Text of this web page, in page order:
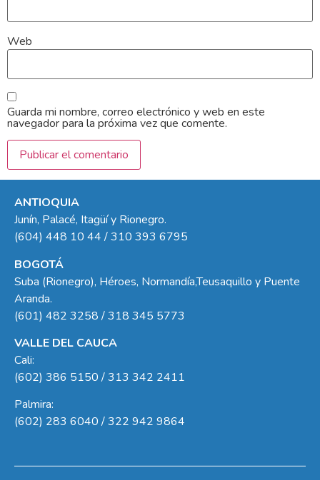
Web
Guarda mi nombre, correo electrónico y web en este
navegador para la próxima vez que comente.
ANTIOQUIA
Junín, Palacé, Itagüí y Rionegro.
(604) 448 10 44 / 310 393 6795
BOGOTÁ
Suba (Rionegro), Héroes, Normandía,Teusaquillo y Puente
Aranda.
(601) 482 3258 / 318 345 5773
VALLE DEL CAUCA
Cali:
(602) 386 5150 / 313 342 2411
Palmira:
(602) 283 6040 / 322 942 9864